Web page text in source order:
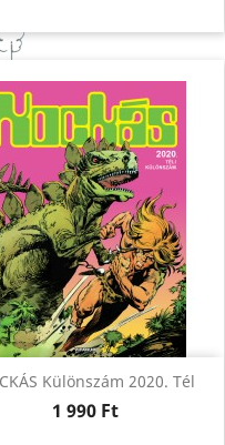
Különszám 2020. Tél
Ár
1 990 Ft